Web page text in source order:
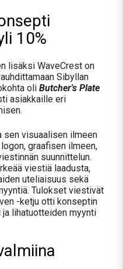
10%
lisäksi WaveCrest on
Sibyllan
oli Butcher's Plate
asiakkaille eri
sen visuaalisen ilmeen
graafisen ilmeen,
suunnittelun.
viestiä laadusta,
uteliaisuus sekä
Tulokset viestivät
-ketju otti konseptin
lihatuotteiden myynti